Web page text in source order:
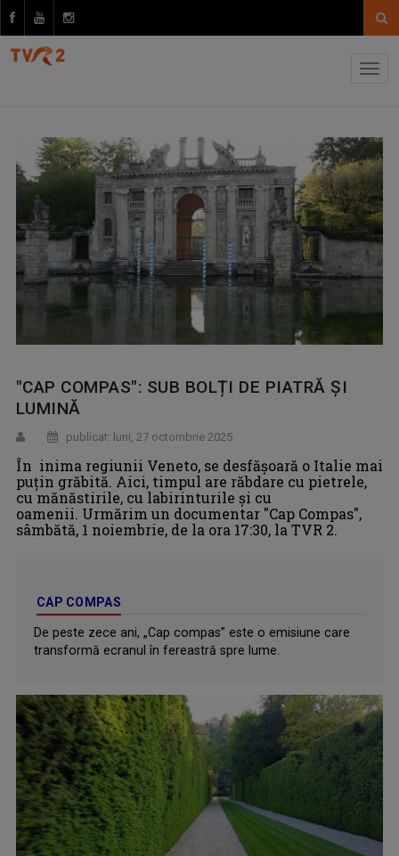
"CAP COMPAS": SUB BOLȚI DE PIATRĂ ȘI
LUMINĂ
publicat: luni, 27 octombrie 2025
În inima regiunii Veneto, se desfășoară o Italie mai
puțin grăbită. Aici, timpul are răbdare cu pietrele,
cu mănăstirile, cu labirinturile și cu
oamenii. Urmărim un documentar "Cap Compas",
sâmbătă, 1 noiembrie, de la ora 17:30, la TVR 2.
CAP COMPAS
De peste zece ani, „Cap compas” este o emisiune care
transformă ecranul în fereastră spre lume.